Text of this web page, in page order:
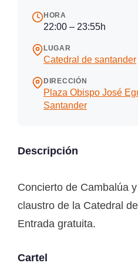
HORA
22:00 – 23:55h
LUGAR
Catedral de santander
DIRECCIÓN
Plaza Obispo José
Santander
Descripción
Concierto de Cambalúa
claustro de la Catedral
Entrada gratuita.
Cartel